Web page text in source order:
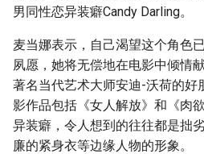
男同性恋异装癖Candy Darling。
麦当娜表示，自己渴望这个角色
夙愿，她将无偿地在电影中倾情
著名当代艺术大师安迪-沃荷的好
影作品包括《女人解放》和《肉
异装癖，令人想到的往往都是拙
廉的紧身衣等边缘人物的形象。